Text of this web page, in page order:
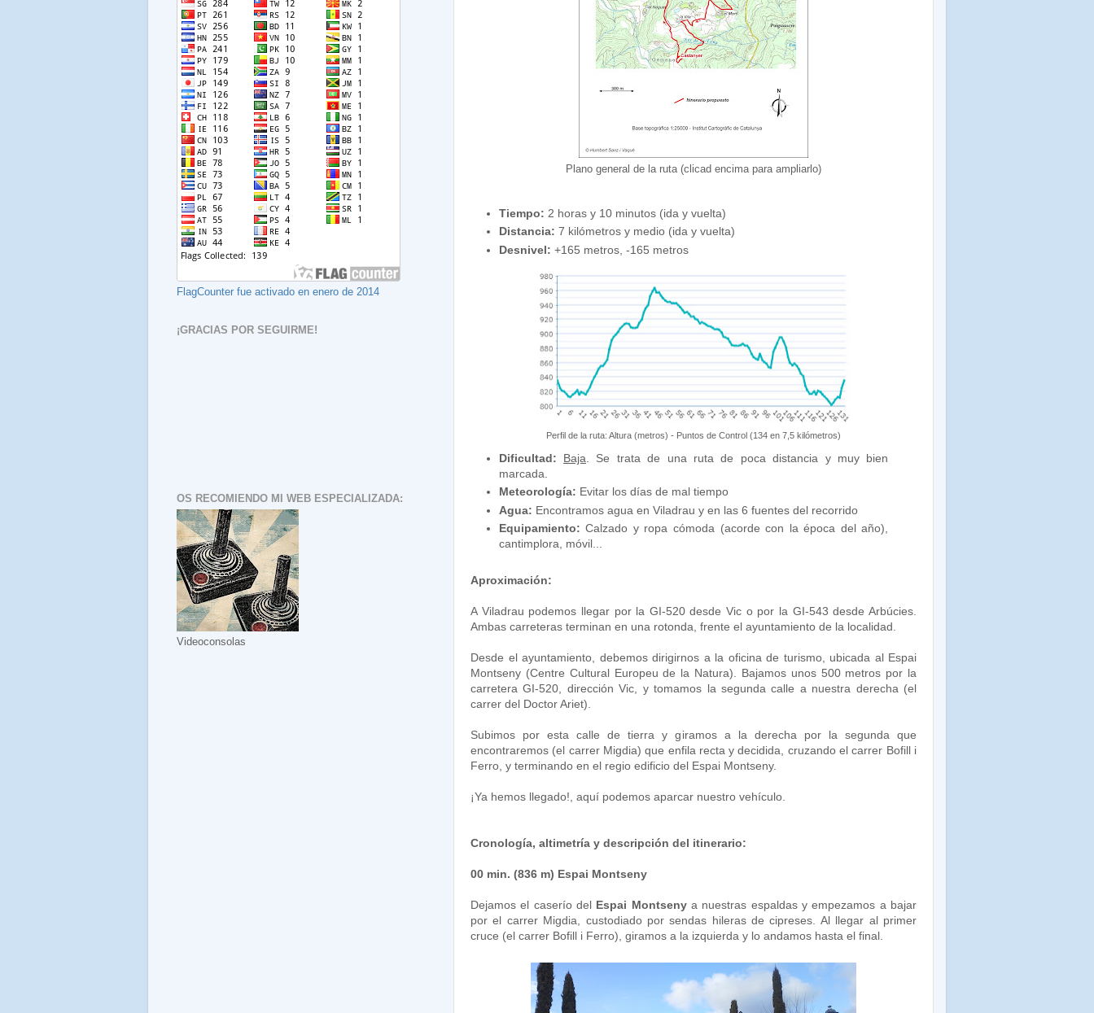
Plano general de la ruta (clicad encima para ampliarlo)
Tiempo: 2 horas y 10 minutos (ida y vuelta)
Distancia: 7 kilómetros y medio (ida y vuelta)
Desnivel: +165 metros, -165 metros
Perfil de la ruta: Altura (metros) - Puntos de Control (134 en 7,5 kilómetros)
Dificultad: Baja . Se trata de una ruta de poca distancia y muy bien
marcada.
Meteorología: Evitar los días de mal tiempo
Agua: Encontramos agua en Viladrau y en las 6 fuentes del recorrido
Equipamiento: Calzado y ropa cómoda (acorde con la época del año),
cantimplora, móvil...
Aproximación:
A Viladrau podemos llegar por la GI-520 desde Vic o por la GI-543 desde Arbúcies.
Ambas carreteras terminan en una rotonda, frente el ayuntamiento de la localidad.
Desde el ayuntamiento, debemos dirigirnos a la oficina de turismo, ubicada al Espai
Montseny (Centre Cultural Europeu de la Natura). Bajamos unos 500 metros por la
carretera GI-520, dirección Vic, y tomamos la segunda calle a nuestra derecha (el
carrer del Doctor Ariet).
Subimos por esta calle de tierra y giramos a la derecha por la segunda que
encontraremos (el carrer Migdia) que enfila recta y decidida, cruzando el carrer Bofill i
Ferro, y terminando en el regio edificio del Espai Montseny.
¡Ya hemos llegado!, aquí podemos aparcar nuestro vehículo.
Cronología, altimetría y descripción del itinerario:
00 min. (836 m) Espai Montseny
Dejamos el caserío del Espai Montsenya nuestras espaldas y empezamos a bajar
por el carrer Migdia, custodiado por sendas hileras de cipreses. Al llegar al primer
cruce (el carrer Bofill i Ferro), giramos a la izquierda y lo andamos hasta el final.
FlagCounter fue activado en enero de 2014
¡GRACIAS POR SEGUIRME!
OS RECOMIENDO MI WEB ESPECIALIZADA:
Videoconsolas